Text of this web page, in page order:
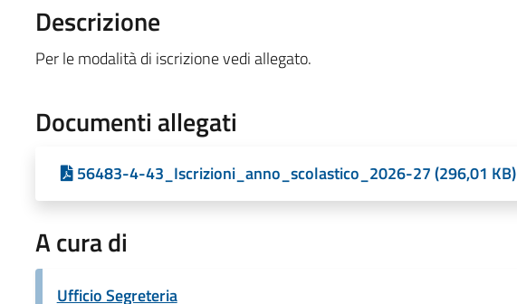
Descrizione
Per le modalità di iscrizione vedi allegato.
Documenti allegati
56483-4-43_Iscrizioni_anno_scolastico_2026-27 (296,01 KB)
A cura di
Ufficio Segreteria